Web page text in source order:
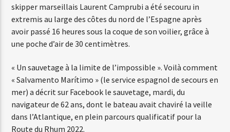
Web-Radio-Années 80
Web-Radio-Latino
Web-Radio-Italia
skipper marseillais Laurent Camprubi a été secouru in
extremis au large des côtes du nord de l’Espagne après
avoir passé 16 heures sous la coque de son voilier, grâce à
une poche d’air de 30 centimètres.
« Un sauvetage à la limite de l’impossible ». Voilà comment
« Salvamento Marítimo » (le service espagnol de secours en
mer) a décrit sur Facebook le sauvetage, mardi, du
navigateur de 62 ans, dont le bateau avait chaviré la veille
dans l’Atlantique, en plein parcours qualificatif pour la
Route du Rhum 2022.